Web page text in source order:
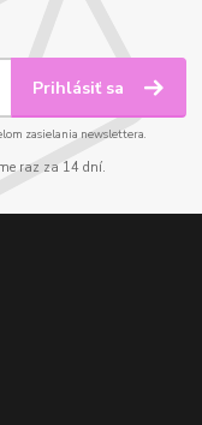
Prihlásiť sa
zasielania newslettera.
raz za 14 dní.